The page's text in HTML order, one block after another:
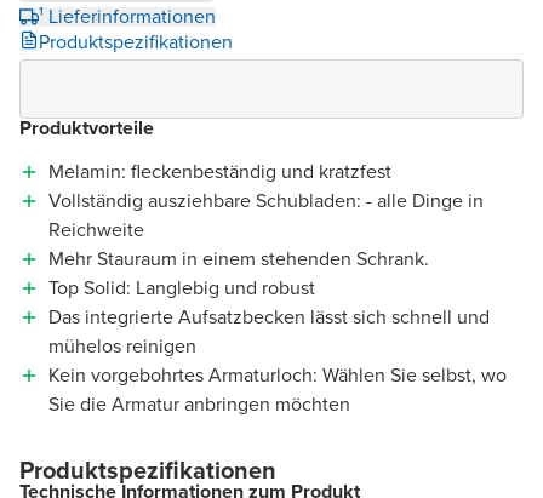
¹ Lieferinformationen
Produktspezifikationen
Produktvorteile
Melamin: fleckenbeständig und kratzfest
Vollständig ausziehbare Schubladen: - alle Dinge in
Reichweite
Mehr Stauraum in einem stehenden Schrank.
Top Solid: Langlebig und robust
Das integrierte Aufsatzbecken lässt sich schnell und
mühelos reinigen
Kein vorgebohrtes Armaturloch: Wählen Sie selbst, wo
Sie die Armatur anbringen möchten
Produktspezifikationen
Technische Informationen zum Produkt